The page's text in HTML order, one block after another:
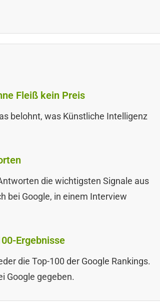
Fleiß kein Preis
belohnt, was Künstliche Intelligenz
die wichtigsten Signale aus
bei Google, in einem Interview
Ergebnisse
die Top-100 der Google Rankings.
Google gegeben.